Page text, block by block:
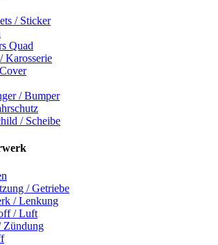
/ Sticker
Quad
Karosserie
/ Bumper
/ Scheibe
/ Getriebe
/ Lenkung
/ Luft
Zündung